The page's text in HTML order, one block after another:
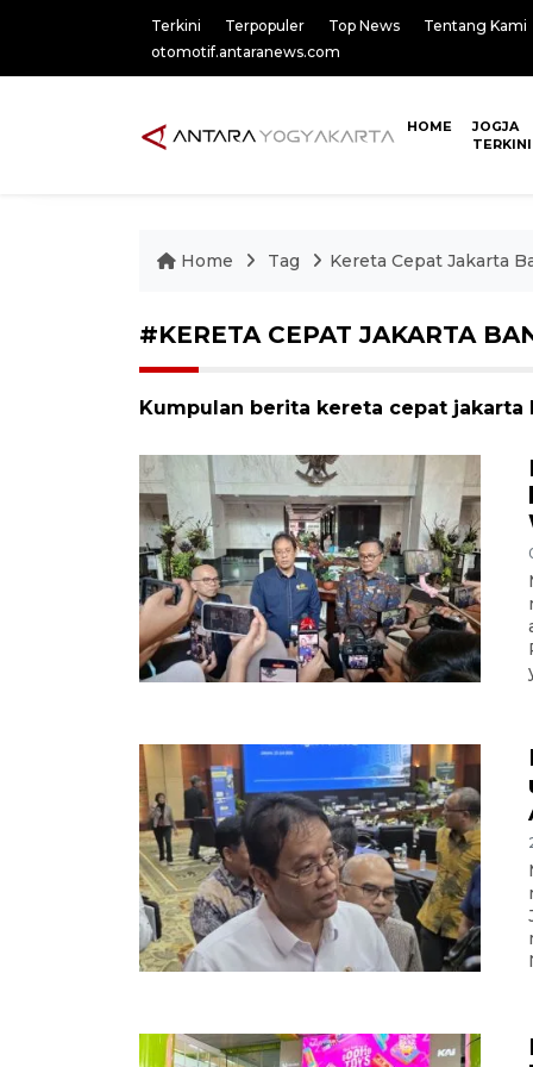
Terkini Terpopuler Top News
Tentang Kami
otomotif.antaranews.com
HOME
JOGJA
TERKINI
Home Tag Kereta Cepat Jakarta
#KERETA CEPAT JAKARTA
Kumpulan berita kereta cepat